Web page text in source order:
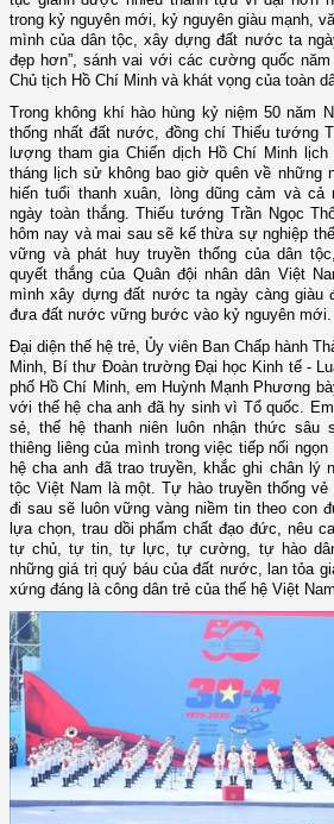
trong kỷ nguyên mới, kỷ nguyên giàu mạnh,
mình của dân tộc, xây dựng đất nước ta
đẹp hơn”, sánh vai với các cường quốc
Chủ tịch Hồ Chí Minh và khát vọng của toàn
Trong không khí hào hùng kỷ niệm 50 năm
thống nhất đất nước, đồng chí Thiếu tướng
lượng tham gia Chiến dịch Hồ Chí Minh
tháng lịch sử không bao giờ quên về những
hiến tuổi thanh xuân, lòng dũng cảm và
ngày toàn thắng. Thiếu tướng Trần Ngọc
hôm nay và mai sau sẽ kế thừa sự nghiệp
vững và phát huy truyền thống của dân
quyết thắng của Quân đội nhân dân Việt
mình xây dựng đất nước ta ngày càng giàu
đưa đất nước vững bước vào kỷ nguyên mới.
Đại diện thế hệ trẻ, Ủy viên Ban Chấp hành
Minh, Bí thư Đoàn trường Đại học Kinh tế -
phố Hồ Chí Minh, em Huỳnh Mạnh Phương
với thế hệ cha anh đã hy sinh vì Tổ quốc.
sẻ, thế hệ thanh niên luôn nhận thức sâu
thiêng liêng của mình trong việc tiếp nối
hệ cha anh đã trao truyền, khắc ghi chân lý
tộc Việt Nam là một. Tự hào truyền thống
đi sau sẽ luôn vững vàng niềm tin theo con
lựa chọn, trau dồi phẩm chất đạo đức, nêu
tự chủ, tự tin, tự lực, tự cường, tự hào
những giá trị quý báu của đất nước, lan tỏa
xứng đáng là công dân trẻ của thế hệ Việt